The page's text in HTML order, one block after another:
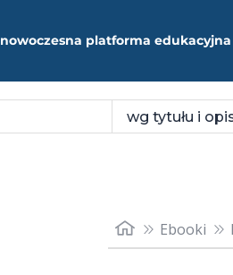
nowoczesna platforma edukacyjna
Ebooki